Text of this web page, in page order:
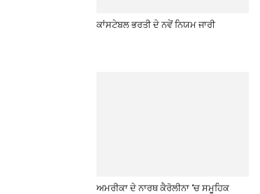
ਕਾਂਸਟੇਬਲ ਭਰਤੀ ਦੇ ਨਵੇਂ ਨਿਯਮ ਜਾਰੀ
ਅਮਰੀਕਾ ਦੇ ਨਾਰਥ ਕੈਰੋਲੀਨਾ ‘ਚ ਸਮੂਹਿਕ